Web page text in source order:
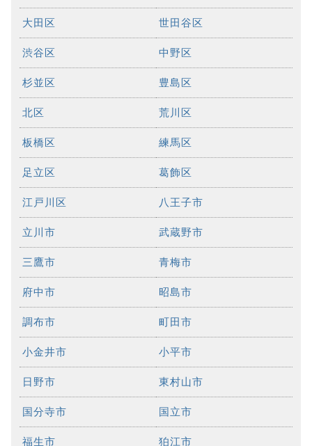
大田区 世田谷区
渋谷区 中野区
杉並区 豊島区
北区 荒川区
板橋区 練馬区
足立区 葛飾区
江戸川区 八王子市
立川市 武蔵野市
三鷹市 青梅市
府中市 昭島市
調布市 町田市
小金井市 小平市
日野市 東村山市
国分寺市 国立市
福生市 狛江市